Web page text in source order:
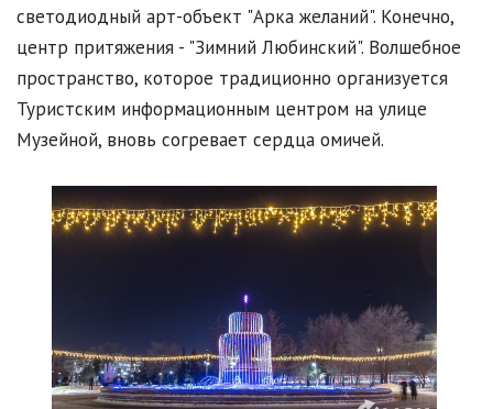
светодиодный арт-объект "Арка желаний". Конечно,
центр притяжения - "Зимний Любинский". Волшебное
пространство, которое традиционно организуется
Туристским информационным центром на улице
Музейной, вновь согревает сердца омичей.